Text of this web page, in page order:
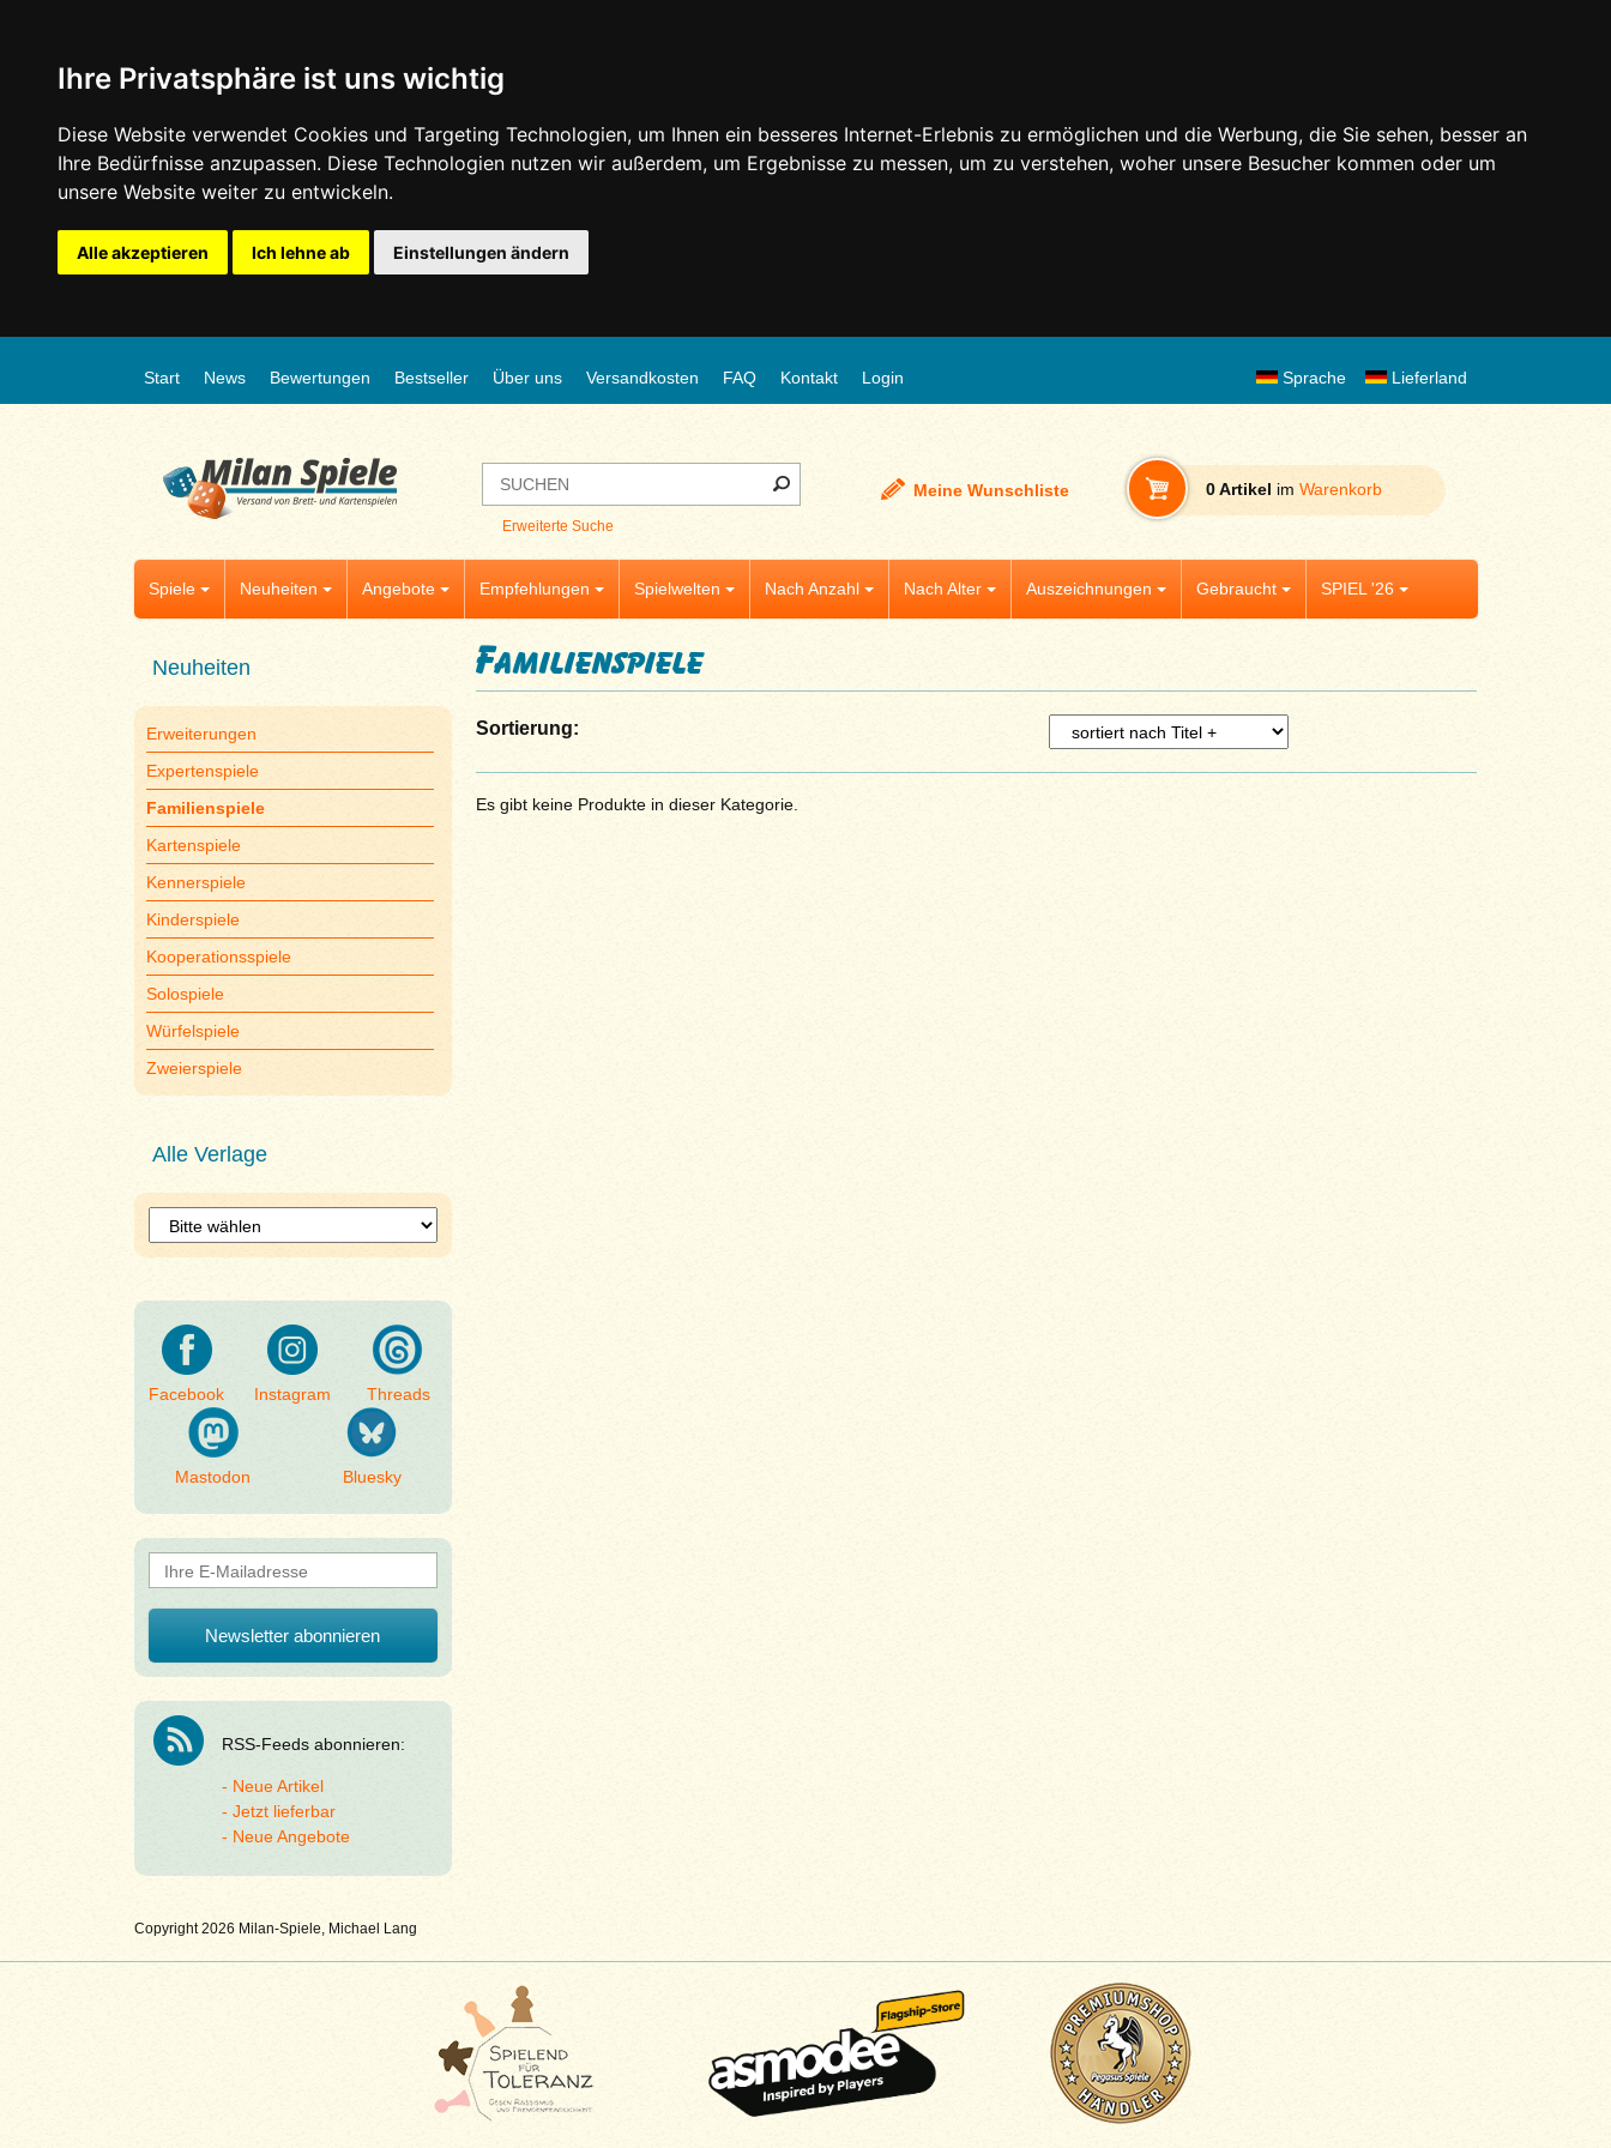
Ihre Privatsphäre ist uns wichtig
Diese Website verwendet Cookies und Targeting Technologien, um Ihnen ein besseres Internet-Erlebnis zu ermöglichen und die Werbung, die Sie sehen, besser an
Ihre Bedürfnisse anzupassen. Diese Technologien nutzen wir außerdem, um Ergebnisse zu messen, um zu verstehen, woher unsere Besucher kommen oder um
unsere Website weiter zu entwickeln.
Alle akzeptieren Ich lehne ab Einstellungen ändern
Start News Bewertungen Bestseller Über uns Versandkosten FAQ Kontakt Login Lieferland
Sprache
Erweiterte Suche
Meine Wunschliste 0 Artikel im Warenkorb
Spiele Neuheiten Angebote Empfehlungen Spielwelten Nach Anzahl Nach Alter Auszeichnungen Gebraucht SPIEL '26
Neuheiten
Erweiterungen
Expertenspiele
Familienspiele
Kartenspiele
Kennerspiele
Kinderspiele
Kooperationsspiele
Solospiele
Würfelspiele
Zweierspiele
Alle Verlage
Facebook Instagram Threads
Mastodon Bluesky
RSS-Feeds abonnieren:
Neue Artikel
Jetzt lieferbar
Neue Angebote
Copyright 2026 Milan-Spiele, Michael Lang
Familienspiele
Sortierung:
Es gibt keine Produkte in dieser Kategorie.